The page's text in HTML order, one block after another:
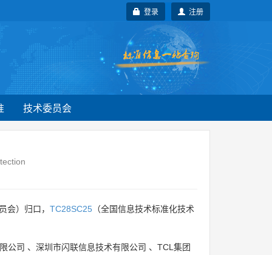
注册
登录
技术委员会
会）归口， TC28SC25 （全国信息技术标准化技术
公司 、 深圳市闪联信息技术有限公司 、 TCL集团